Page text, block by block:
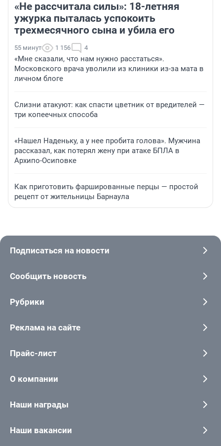
«Не рассчитала силы»: 18-летняя
ужурка пыталась успокоить
трехмесячного сына и убила его
55 минут 1 156 4
«Мне сказали, что нам нужно расстаться».
Московского врача уволили из клиники из-за мата в
личном блоге
Слизни атакуют: как спасти цветник от вредителей —
три копеечных способа
«Нашел Наденьку, а у нее пробита голова». Мужчина
рассказал, как потерял жену при атаке БПЛА в
Архипо-Осиповке
Как приготовить фаршированные перцы — простой
рецепт от жительницы Барнаула
Подписаться на новости
Сообщить новость
Рубрики
Реклама на сайте
Прайс-лист
О компании
Наши награды
Наши вакансии